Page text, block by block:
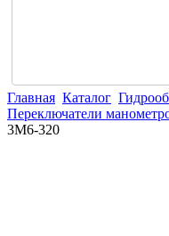
Главная Каталог
Переключатели
3М6-320